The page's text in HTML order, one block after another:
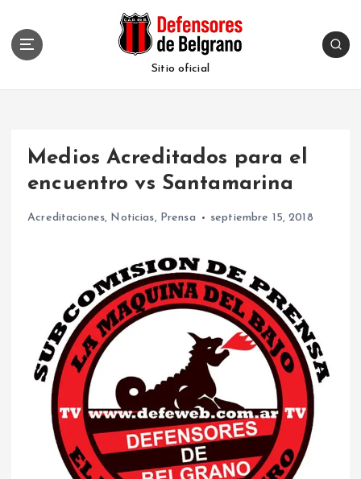
Sitio oficial
Medios Acreditados para el
encuentro vs Santamarina
Acreditaciones, Noticias, Prensa septiembre 15, 2018